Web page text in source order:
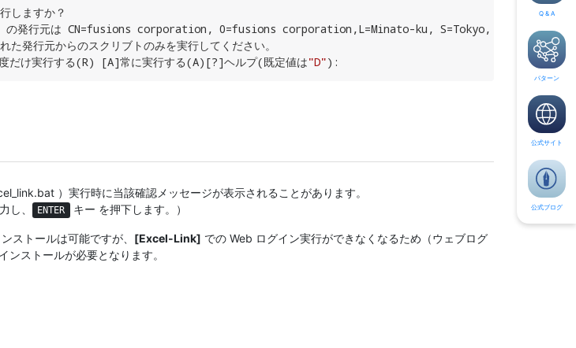
しますか？
の発行元は CN=fusions corporation,
0=fusions corporation,L=Minato-ku, S=Tokyo, C=JP
発行元からのスクリブトのみを実行してください。
け実行する(R) [A]常に実行する(A)[?]ヘルプ(既定値は
"D"):
）実行時に当該確認メッセージが表示されることがあります。
し、 ENTER キー を押下します。）
ストールは可能ですが、 [Excel-Link] での Web ログイン実行ができなくなるため（ウェブログ
ストールが必要となります。
Q & A
パターン
公式サイト
公式ブログ